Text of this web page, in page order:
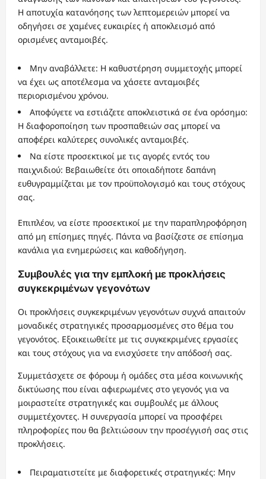
Η αποτυχία κατανόησης των λεπτομερειών μπορεί να
οδηγήσει σε χαμένες ευκαιρίες ή αποκλεισμό από
ορισμένες ανταμοιβές.
Μην αναβάλλετε: Η καθυστέρηση συμμετοχής μπορεί
να έχει ως αποτέλεσμα να χάσετε ανταμοιβές
περιορισμένου χρόνου.
Αποφύγετε να εστιάζετε αποκλειστικά σε ένα ορόσημο:
Η διαφοροποίηση των προσπαθειών σας μπορεί να
αποφέρει καλύτερες συνολικές ανταμοιβές.
Να είστε προσεκτικοί με τις αγορές εντός του
παιχνιδιού: Βεβαιωθείτε ότι οποιαδήποτε δαπάνη
ευθυγραμμίζεται με τον προϋπολογισμό και τους στόχους
σας.
Επιπλέον, να είστε προσεκτικοί με την παραπληροφόρηση
από μη επίσημες πηγές. Πάντα να βασίζεστε σε επίσημα
κανάλια για ενημερώσεις και καθοδήγηση.
Συμβουλές για την εμπλοκή με προκλήσεις
συγκεκριμένων γεγονότων
Οι προκλήσεις συγκεκριμένων γεγονότων συχνά απαιτούν
μοναδικές στρατηγικές προσαρμοσμένες στο θέμα του
γεγονότος. Εξοικειωθείτε με τις συγκεκριμένες εργασίες
και τους στόχους για να ενισχύσετε την απόδοσή σας.
Συμμετάσχετε σε φόρουμ ή ομάδες στα μέσα κοινωνικής
δικτύωσης που είναι αφιερωμένες στο γεγονός για να
μοιραστείτε στρατηγικές και συμβουλές με άλλους
συμμετέχοντες. Η συνεργασία μπορεί να προσφέρει
πληροφορίες που θα βελτιώσουν την προσέγγισή σας στις
προκλήσεις.
Πειραματιστείτε με διαφορετικές στρατηγικές: Μην